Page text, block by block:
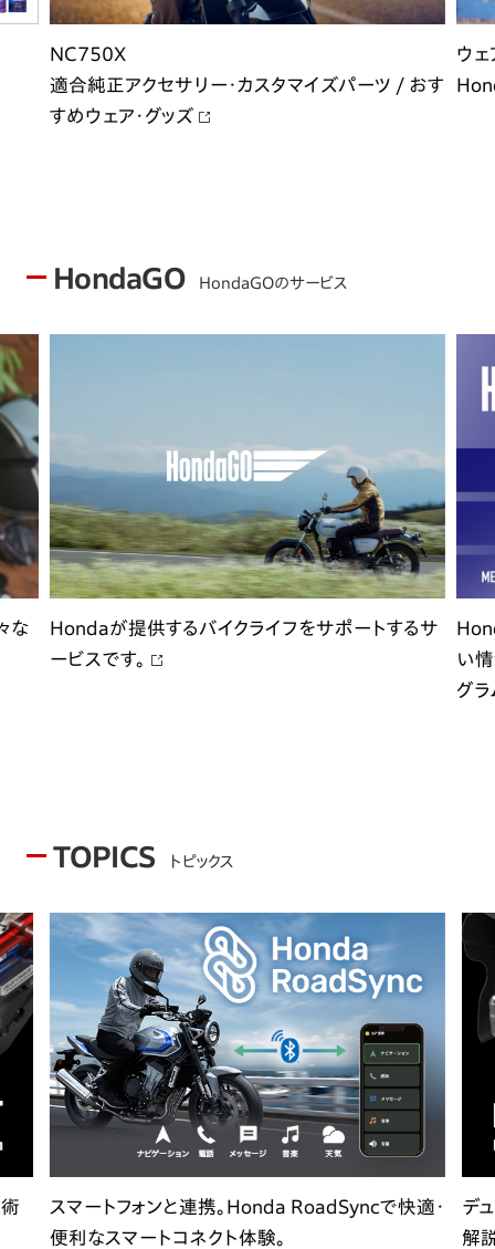
NC750X
適合純正アクセサリー・カスタマイズパーツ / おす
すめウェア・グッズ
ウェ
HondaGO HondaGOのサービス
な
Hondaが提供するバイクライフをサポートするサ
ービスです。
い
グラ
TOPICS トピックス
スマートフォンと連携。Honda RoadSyncで快適・
便利なスマートコネクト体験。
デ
解